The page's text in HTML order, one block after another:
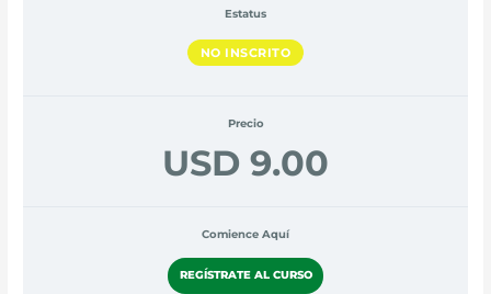
Estatus
NO INSCRITO
Precio
USD 9.00
Comience Aquí
REGÍSTRATE AL CURSO